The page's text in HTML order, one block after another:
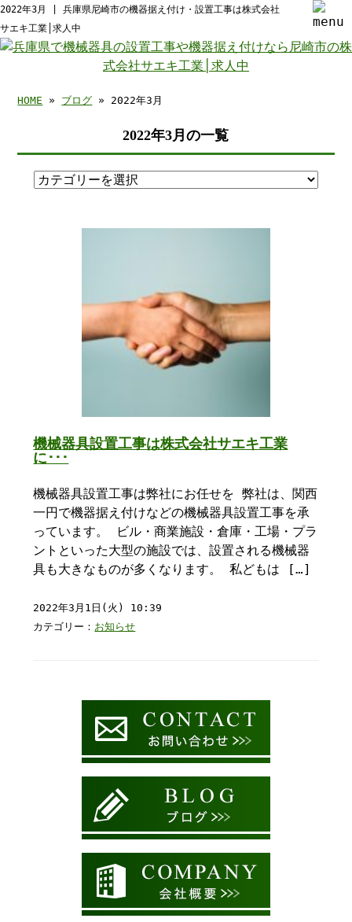
2022年3月 | 兵庫県尼崎市の機器据え付け・設置工事は株式会社
サエキ工業│求人中
HOME » ブログ » 2022年3月
2022年3月の一覧
機械器具設置工事は株式会社サエキ工業
に･･･
機械器具設置工事は弊社にお任せを 弊社は、関西
一円で機器据え付けなどの機械器具設置工事を承
っています。 ビル・商業施設・倉庫・工場・プラ
ントといった大型の施設では、設置される機械器
具も大きなものが多くなります。 私どもは […]
2022年3月1日(火) 10:39
カテゴリー： お知らせ